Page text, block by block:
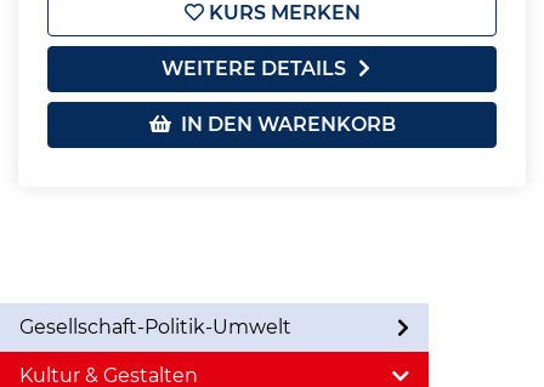
KURS MERKEN
WEITERE DETAILS
IN DEN WARENKORB
Gesellschaft-Politik-Umwelt
Kultur & Gestalten